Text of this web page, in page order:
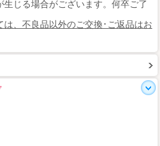
生じる場合がございます。何卒ご了
は、不良品以外のご交換･ご返品はお